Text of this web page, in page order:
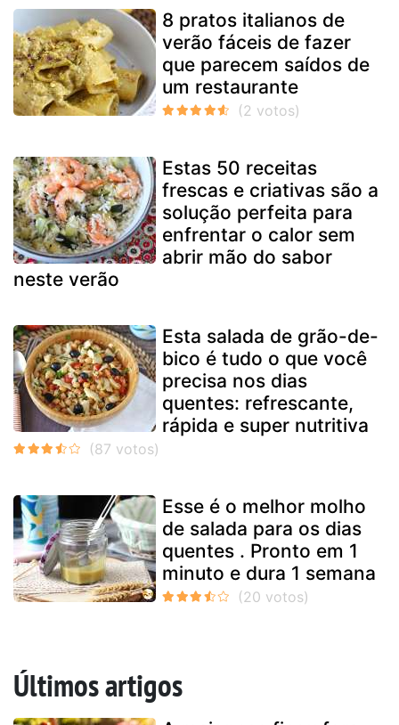
8 pratos italianos de
verão fáceis de fazer
que parecem saídos de
um restaurante
Estas 50 receitas
frescas e criativas são a
solução perfeita para
enfrentar o calor sem
abrir mão do sabor
neste verão
Esta salada de grão-de-
bico é tudo o que você
precisa nos dias
quentes: refrescante,
rápida e super nutritiva
Esse é o melhor molho
de salada para os dias
quentes . Pronto em 1
minuto e dura 1 semana
Últimos artigos